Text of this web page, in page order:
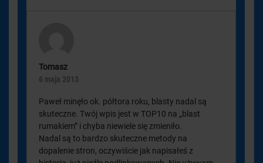
Tomasz
6 maja 2013
Paweł minęło ok. półtora roku, blasty nadal są
skuteczne. Twój wpis jest w TOP10 na „blast
rumakiem” i chyba niewiele się zmieniło.
Nadal są to bardzo skuteczne metody na
dopalenie stron, oczywiście jak napisałeś z